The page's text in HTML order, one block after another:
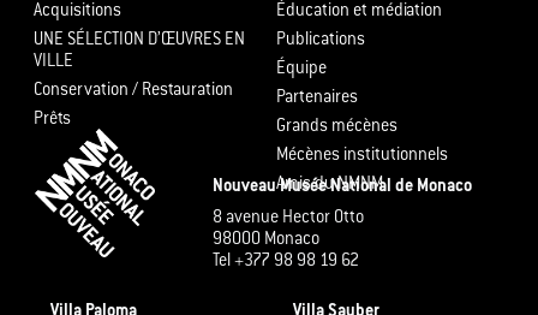
Acquisitions
UNE SÉLECTION D’ŒUVRES EN
VILLE
Conservation / Restauration
Prêts
Éducation et médiation
Publications
Équipe
Partenaires
Grands mécènes
Mécènes institutionnels
Amis du NMNM
Nouveau Musée National de Monaco
8 avenue Hector Otto
98000 Monaco
Tel +377 98 98 19 62